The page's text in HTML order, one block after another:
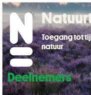
Deelnemers
Toegang tot
natuur